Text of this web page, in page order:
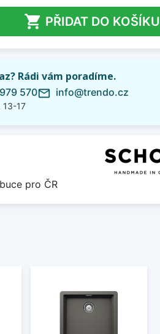
 PŘIDAT DO KOŠÍKU
Rádi vám poradíme.
570
13-17
mail_outline info@trendo.cz
pro ČR